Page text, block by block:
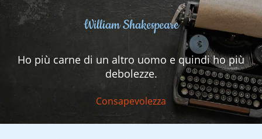
William Shakespeare
Ho più carne di un altro uomo e quindi ho più
debolezze.
Consapevolezza